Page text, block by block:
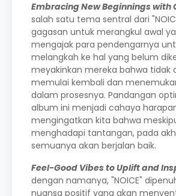
Embracing New Beginnings with
salah satu tema sentral dari
gagasan untuk merangkul awal
mengajak para pendengarnya
melangkah ke hal yang belum
meyakinkan mereka bahwa tidak
memulai kembali dan
dalam prosesnya. Pandangan
album ini menjadi cahaya
mengingatkan kita bahwa
menghadapi tantangan, pada
semuanya akan berjalan baik.
Feel-Good Vibes to Uplift and
dengan namanya, "NOICE"
nuansa positif yang akan